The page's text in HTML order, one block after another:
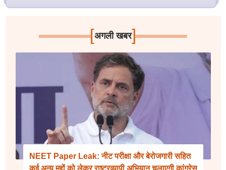
[अगली खबर]
NEET Paper Leak: नीट परीक्षा और बेरोजगारी सहित
कई अन्य मुद्दों को लेकर राष्ट्रव्यापी अभियान चलाएगी कांग्रेस